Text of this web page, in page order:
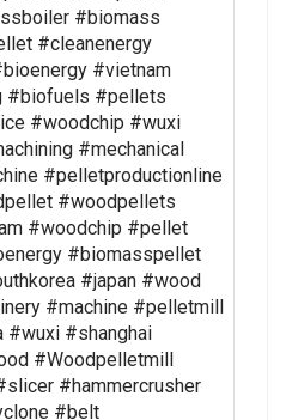
#biomass
#cleanenergy
#vietnam
#biofuels #pellets
#woodchip #wuxi
#mechanical
#pelletproductionline
#woodpellets
#woodchip #pellet
#biomasspellet
#japan #wood
#machine #pelletmill
#wuxi #shanghai
#Woodpelletmill
#hammercrusher
#belt